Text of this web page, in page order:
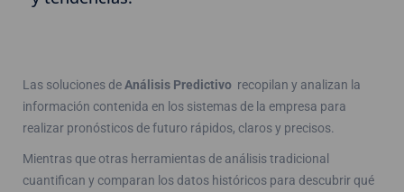
Las soluciones deAnálisis Predictivo recopilan y analizan la
información contenida en los sistemas de la empresa para
realizar pronósticos de futuro rápidos, claros y precisos.
Mientras que otras herramientas de análisis tradicional
cuantifican y comparan los datos históricos para descubrir qué